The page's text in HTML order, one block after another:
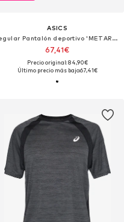
ASICS
regular Pantalón deportivo 'METARUN 5IN'
67,41€
Precio original: 84,90€
Último precio más bajo:67,41€